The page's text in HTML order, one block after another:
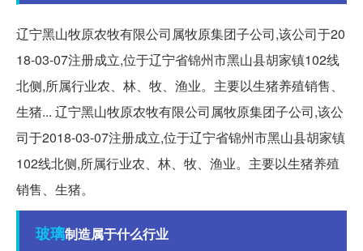
辽宁黑山牧原农牧有限公司属牧原集团子公司,该公司于20
18-03-07注册成立,位于辽宁省锦州市黑山县胡家镇102线
北侧,所属行业农、林、牧、渔业。主要以生猪养殖销售、
生猪... 辽宁黑山牧原农牧有限公司属牧原集团子公司,该公
司于2018-03-07注册成立,位于辽宁省锦州市黑山县胡家镇
102线北侧,所属行业农、林、牧、渔业。主要以生猪养殖
销售、生猪。
玻璃制造属于什么行业